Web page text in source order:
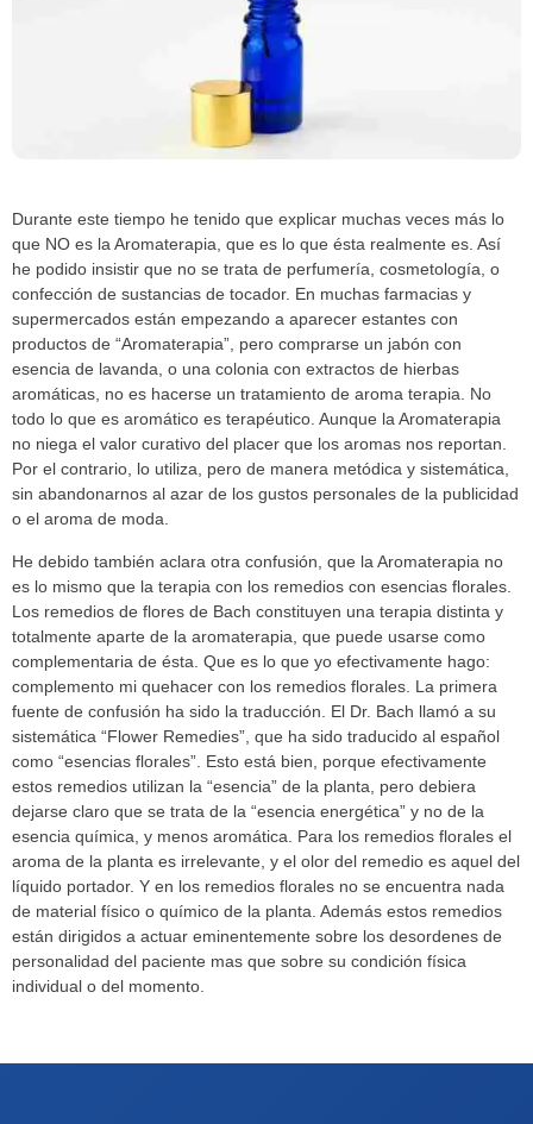
Durante este tiempo he tenido que explicar muchas veces más lo
que NO es la Aromaterapia, que es lo que ésta realmente es. Así
he podido insistir que no se trata de perfumería, cosmetología, o
confección de sustancias de tocador. En muchas farmacias y
supermercados están empezando a aparecer estantes con
productos de “Aromaterapia”, pero comprarse un jabón con
esencia de lavanda, o una colonia con extractos de hierbas
aromáticas, no es hacerse un tratamiento de aroma terapia. No
todo lo que es aromático es terapéutico. Aunque la Aromaterapia
no niega el valor curativo del placer que los aromas nos reportan.
Por el contrario, lo utiliza, pero de manera metódica y sistemática,
sin abandonarnos al azar de los gustos personales de la publicidad
o el aroma de moda.
He debido también aclara otra confusión, que la Aromaterapia no
es lo mismo que la terapia con los remedios con esencias florales.
Los remedios de flores de Bach constituyen una terapia distinta y
totalmente aparte de la aromaterapia, que puede usarse como
complementaria de ésta. Que es lo que yo efectivamente hago:
complemento mi quehacer con los remedios florales. La primera
fuente de confusión ha sido la traducción. El Dr. Bach llamó a su
sistemática “Flower Remedies”, que ha sido traducido al español
como “esencias florales”. Esto está bien, porque efectivamente
estos remedios utilizan la “esencia” de la planta, pero debiera
dejarse claro que se trata de la “esencia energética” y no de la
esencia química, y menos aromática. Para los remedios florales el
aroma de la planta es irrelevante, y el olor del remedio es aquel del
líquido portador. Y en los remedios florales no se encuentra nada
de material físico o químico de la planta. Además estos remedios
están dirigidos a actuar eminentemente sobre los desordenes de
personalidad del paciente mas que sobre su condición física
individual o del momento.